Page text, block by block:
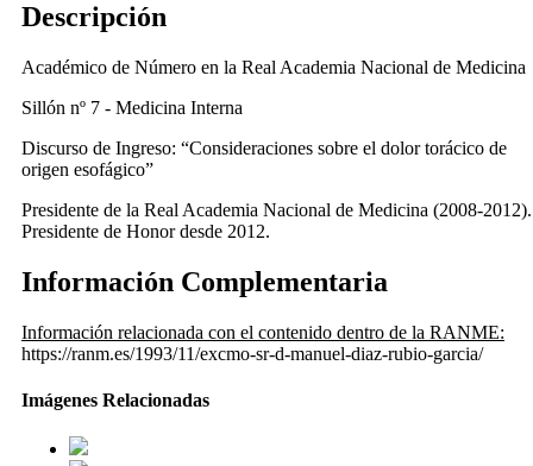
Descripción
Académico de Número en la Real Academia Nacional de Medicina
Sillón nº 7 - Medicina Interna
Discurso de Ingreso: “Consideraciones sobre el dolor torácico de
origen esofágico”
Presidente de la Real Academia Nacional de Medicina (2008-2012).
Presidente de Honor desde 2012.
Información Complementaria
Información relacionada con el contenido dentro de la RANME:
https://ranm.es/1993/11/excmo-sr-d-manuel-diaz-rubio-garcia/
Imágenes Relacionadas